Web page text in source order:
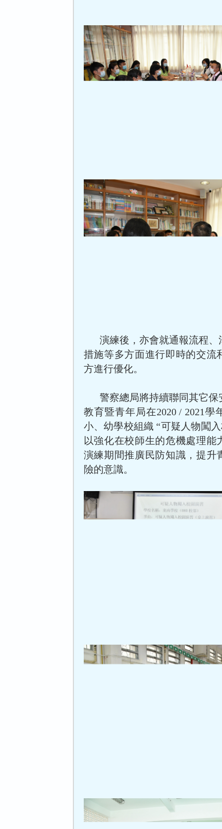
演練後，亦會就通報流程
措施等多方面進行即時的交流
方進行優化。
警察總局將持續聯同其它
教育暨青年局在2020 / 2021學
小、幼學校組織 “可疑人物闖
以強化在校師生的危機處理能
演練期間推廣民防知識，提升
險的意識。